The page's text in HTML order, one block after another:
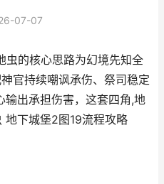
07-07
虫的核心思路为幻境先知全
官持续嘲讽承伤、祭司稳定
输出承担伤害，这套四角,地
地下城堡2图19流程攻略